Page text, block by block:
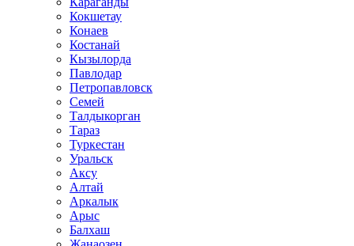
Кокшетау
Конаев
Костанай
Кызылорда
Павлодар
Петропавловск
Семей
Талдыкорган
Тараз
Туркестан
Уральск
Аксу
Алтай
Аркалык
Арыс
Балхаш